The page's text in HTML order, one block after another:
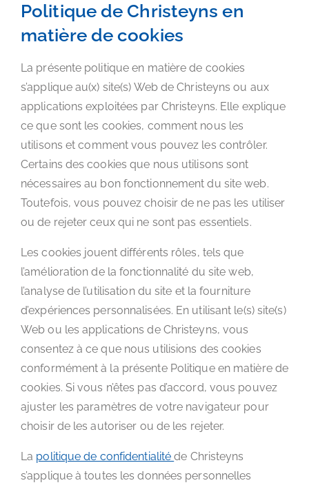
Politique de Christeyns en
matière de cookies
La présente politique en matière de cookies
s’applique au(x) site(s) Web de Christeyns ou aux
applications exploitées par Christeyns. Elle explique
ce que sont les cookies, comment nous les
utilisons et comment vous pouvez les contrôler.
Certains des cookies que nous utilisons sont
nécessaires au bon fonctionnement du site web.
Toutefois, vous pouvez choisir de ne pas les utiliser
ou de rejeter ceux qui ne sont pas essentiels.
Les cookies jouent différents rôles, tels que
l’amélioration de la fonctionnalité du site web,
l’analyse de l’utilisation du site et la fourniture
d’expériences personnalisées. En utilisant le(s) site(s)
Web ou les applications de Christeyns, vous
consentez à ce que nous utilisions des cookies
conformément à la présente Politique en matière de
cookies. Si vous n’êtes pas d’accord, vous pouvez
ajuster les paramètres de votre navigateur pour
choisir de les autoriser ou de les rejeter.
La politique de confidentialitéde Christeyns
s’applique à toutes les données personnelles